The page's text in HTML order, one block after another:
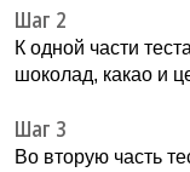
Шаг 2
К одной части
шоколад, какао и
Шаг 3
Во вторую часть